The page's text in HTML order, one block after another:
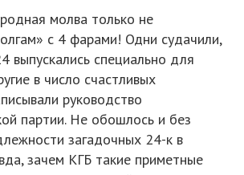
молва только не
с 4 фарами! Одни судачили,
выпускались специально для
в число счастливых
руководство
партии. Не обошлось и без
загадочных 24-к в
зачем КГБ такие приметные